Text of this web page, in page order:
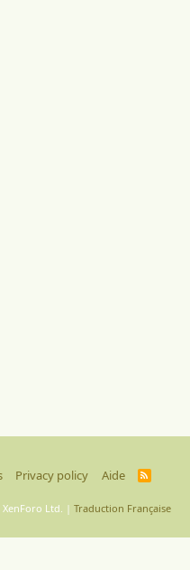
Privacy policy Aide
R
S
Ltd. | Traduction Française